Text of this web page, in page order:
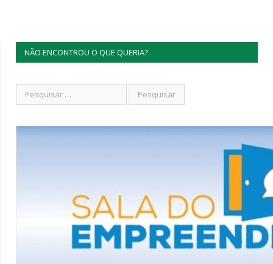
NÃO ENCONTROU O QUE QUERIA?